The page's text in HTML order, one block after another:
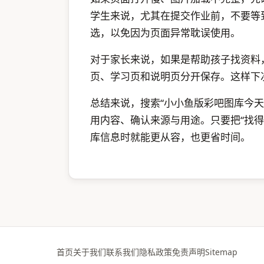
学生来说，尤其在提交作业前，不要
选，以免因为页面异常耽误使用。
对于家长来说，如果是帮助孩子找资
页、学习页和说明页分开保存。这样
总结来说，搜索“小小鱼版彩吧图库今
用内容、确认来源与用途。只要把“找
库信息时就能更从容，也更省时间。
首页关于我们联系我们隐私政策免责声明Sitemap